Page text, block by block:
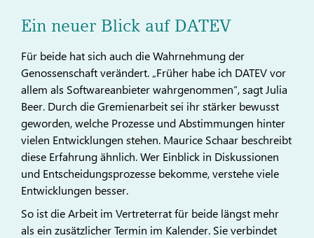
Ein neuer Blick auf DATEV
Für beide hat sich auch die Wahrnehmung der
Genossenschaft verändert. „Früher habe ich DATEV vor
allem als Softwareanbieter wahrgenommen“, sagt Julia
Beer. Durch die Gremienarbeit sei ihr stärker bewusst
geworden, welche Prozesse und Abstimmungen hinter
vielen Entwicklungen stehen. Maurice Schaar beschreibt
diese Erfahrung ähnlich. Wer Einblick in Diskussionen
und Entscheidungsprozesse bekomme, verstehe viele
Entwicklungen besser.
So ist die Arbeit im Vertreterrat für beide längst mehr
als ein zusätzlicher Termin im Kalender. Sie verbindet